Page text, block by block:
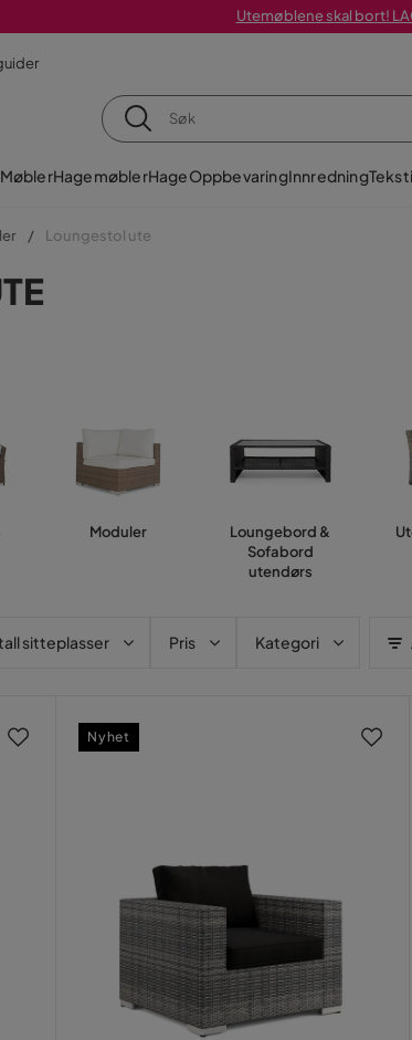
Utemøblene skal bort!
MøblerHagemøblerHageOppbevaringInnredning
Loungestol ute
Moduler
Loungebord &
Sofabord
utendørs
sitteplasser Pris Kategori
Nyhet